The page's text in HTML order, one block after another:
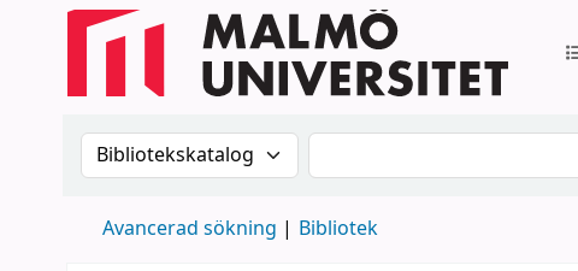
Sök i katalogen efter:Sök i katalogen
Avancerad sökning Bibliotek